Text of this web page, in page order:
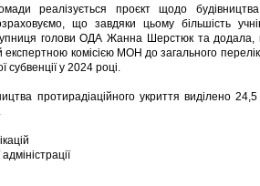
реалізується проєкт щодо
що завдяки цьому більшість
голови ОДА Жанна Шерстюк та додала,
комісією МОН до загального
субвенції у 2024 році.
протирадіаційного укриття виділено